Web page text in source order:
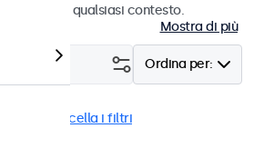
qualsiasi contesto.
Mostra di più
Ordina per:
Cancella i filtri